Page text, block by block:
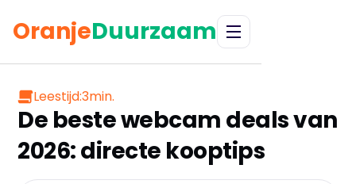
OranjeDuurzaam
Leestijd:3min.
De beste webcam deals van
2026: directe kooptips